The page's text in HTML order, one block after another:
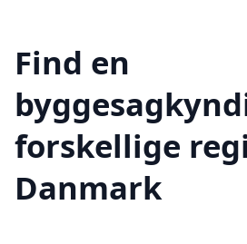
Find en
forskellige
Danmark